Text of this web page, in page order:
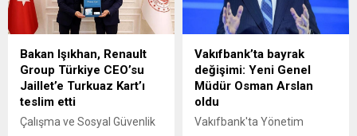
yatırımcılarına, analistlerden
geçmişteki devasa kârların
kadrolarda personel alımı
yapılacağı"na yönelik
olduğunu açıkladı.
Bakan Işıkhan, Renault
Group Türkiye CEO’su
Jaillet’e Turkuaz Kart’ı
teslim etti
Çalışma ve Sosyal Güvenlik
Vakıfbank’ta bayrak
değişimi: Yeni Genel
Müdür Osman Arslan
oldu
Vakıfbank'ta Yönetim